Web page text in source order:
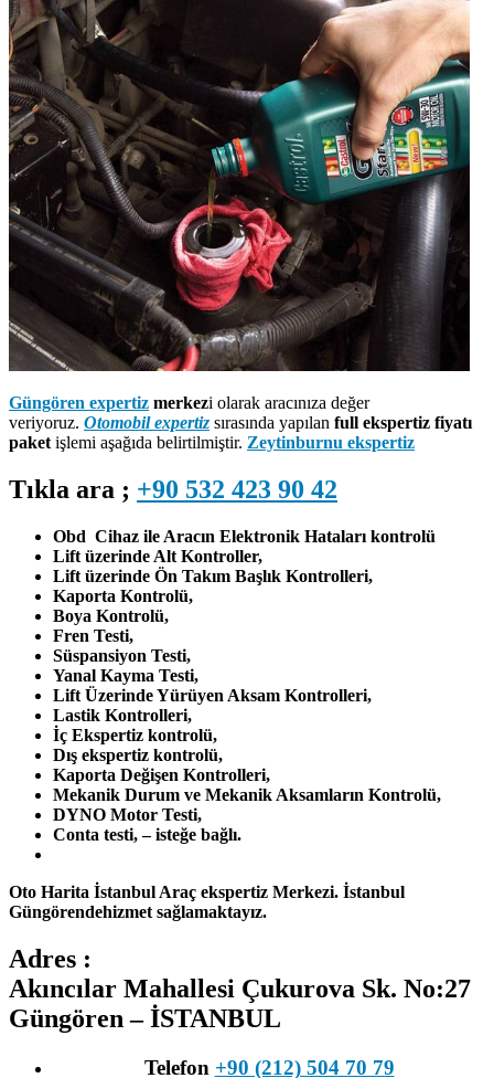
Güngören expertiz merkezi olarak aracınıza değer
veriyoruz. Otomobil expertiz sırasında yapılan full ekspertiz fiyatı
paket işlemi aşağıda belirtilmiştir. Zeytinburnu ekspertiz
Tıkla ara ; +90 532 423 90 42
Obd Cihaz ile Aracın Elektronik Hataları kontrolü
Lift üzerinde Alt Kontroller,
Lift üzerinde Ön Takım Başlık Kontrolleri,
Kaporta Kontrolü,
Boya Kontrolü,
Fren Testi,
Süspansiyon Testi,
Yanal Kayma Testi,
Lift Üzerinde Yürüyen Aksam Kontrolleri,
Lastik Kontrolleri,
İç Ekspertiz kontrolü,
Dış ekspertiz kontrolü,
Kaporta Değişen Kontrolleri,
Mekanik Durum ve Mekanik Aksamların Kontrolü,
DYNO Motor Testi,
Conta testi, – isteğe bağlı.
Oto Harita İstanbul Araç ekspertiz Merkezi. İstanbul
Güngörendehizmet sağlamaktayız.
Adres :
Akıncılar Mahallesi Çukurova Sk. No:27
Güngören – İSTANBUL
Telefon +90 (212) 504 70 79